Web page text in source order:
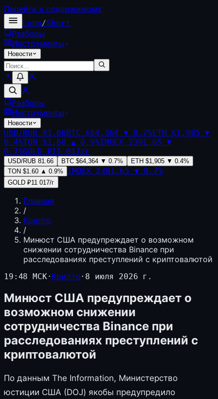
Перейти к содержимому
Long/Short
Разборы
Инструменты
Новости
Разборы
Инструменты
Новости
USD/RUB 81.66BTC $64,364 ▼ 0.7%ETH $1,905 ▼
0.4%TON $1.60 ▲ 0.9%IMOEX 2301.65 ▼
0.7%GOLD ₽11 017/г
USD/RUB 81.66 BTC $64,364 ▼ 0.7% ETH $1,905 ▼ 0.4%
TON $1.60 ▲ 0.9% IMOEX 2301.65 ▼ 0.7%
GOLD ₽11 017/г
Главная
/
Крипто
/
Минюст США предупреждает о возможном
снижении сотрудничества Binance при
расследованиях преступлений с криптовалютой
19:48 МСК· Крипто· 8 июля 2026 г.
Минюст США предупреждает о
возможном снижении
сотрудничества Binance при
расследованиях преступлений с
криптовалютой
По данным The Information, Министерство
юстиции США (DOJ) якобы предупредило